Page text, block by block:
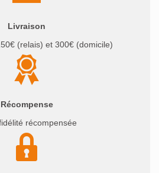
Livraison
(relais) et 300€ (domicile)
Récompense
récompensée